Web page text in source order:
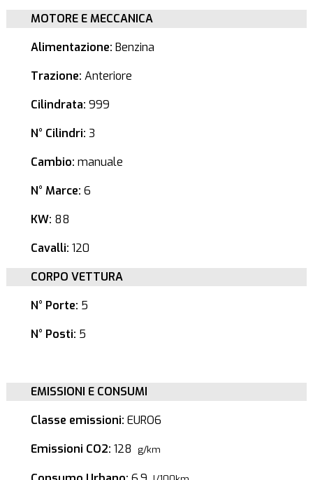
MOTORE E MECCANICA
Alimentazione: Benzina
Trazione: Anteriore
Cilindrata: 999
N° Cilindri: 3
Cambio: manuale
N° Marce: 6
KW: 88
Cavalli: 120
CORPO VETTURA
N° Porte: 5
N° Posti: 5
EMISSIONI E CONSUMI
Classe emissioni: EURO6
Emissioni CO2: 128 g/km